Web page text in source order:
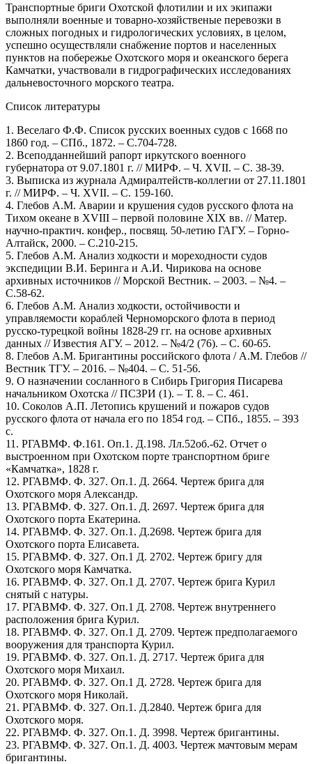
Транспортные бриги Охотской флотилии и их экипажи
выполняли военные и товарно-хозяйственые перевозки в
сложных погодных и гидрологических условиях, в целом,
успешно осуществляли снабжение портов и населенных
пунктов на побережье Охотского моря и океанского берега
Камчатки, участвовали в гидрографических исследованиях
дальневосточного морского театра.
Список литературы
1. Веселаго Ф.Ф. Список русских военных судов с 1668 по
1860 год. – СПб., 1872. – С.704-728.
2. Всеподданнейший рапорт иркутского военного
губернатора от 9.07.1801 г. // МИРФ. – Ч. XVII. – С. 38-39.
3. Выписка из журнала Адмиралтейств-коллегии от 27.11.1801
г. // МИРФ. – Ч. XVII. – С. 159-160.
4. Глебов А.М. Аварии и крушения судов русского флота на
Тихом океане в XVIII – первой половине XIX вв. // Матер.
научно-практич. конфер., посвящ. 50-летию ГАГУ. – Горно-
Алтайск, 2000. – С.210-215.
5. Глебов А.М. Анализ ходкости и мореходности судов
экспедиции В.И. Беринга и А.И. Чирикова на основе
архивных источников // Морской Вестник. – 2003. – №4. –
С.58-62.
6. Глебов А.М. Анализ ходкости, остойчивости и
управляемости кораблей Черноморского флота в период
русско-турецкой войны 1828-29 гг. на основе архивных
данных // Известия АГУ. – 2012. – №4/2 (76). – С. 60-65.
8. Глебов А.М. Бригантины российского флота / А.М. Глебов //
Вестник ТГУ. – 2016. – №404. – С. 51-56.
9. О назначении сосланного в Сибирь Григория Писарева
начальником Охотска // ПСЗРИ (1). – Т. 8. – С. 461.
10. Соколов А.П. Летопись крушений и пожаров судов
русского флота от начала его по 1854 год. – СПб., 1855. – 393
с.
11. РГАВМФ. Ф.161. Оп.1. Д.198. Лл.52об.-62. Отчет о
выстроенном при Охотском порте транспортном бриге
«Камчатка», 1828 г.
12. РГАВМФ. Ф. 327. Оп.1. Д. 2664. Чертеж брига для
Охотского моря Александр.
13. РГАВМФ. Ф. 327. Оп.1. Д. 2697. Чертеж брига для
Охотского порта Екатерина.
14. РГАВМФ. Ф. 327. Оп.1. Д.2698. Чертеж брига для
Охотского порта Елисавета.
15. РГАВМФ. Ф. 327. Оп.1 Д. 2702. Чертеж бригу для
Охотского моря Камчатка.
16. РГАВМФ. Ф. 327. Оп.1 Д. 2707. Чертеж брига Курил
снятый с натуры.
17. РГАВМФ. Ф. 327. Оп.1 Д. 2708. Чертеж внутреннего
расположения брига Курил.
18. РГАВМФ. Ф. 327. Оп.1 Д. 2709. Чертеж предполагаемого
вооружения для транспорта Курил.
19. РГАВМФ. Ф. 327. Оп.1. Д. 2717. Чертеж брига для
Охотского моря Михаил.
20. РГАВМФ. Ф. 327. Оп.1 Д. 2728. Чертеж брига для
Охотского моря Николай.
21. РГАВМФ. Ф. 327. Оп.1. Д.2840. Чертеж брига для
Охотского моря.
22. РГАВМФ. Ф. 327. Оп.1. Д. 3998. Чертеж бригантины.
23. РГАВМФ. Ф. 327. Оп.1. Д. 4003. Чертеж мачтовым мерам
бригантины.